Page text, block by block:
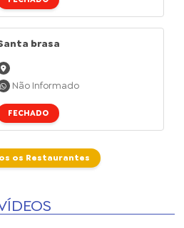
brasa
Não Informado
FECHADO
os Restaurantes